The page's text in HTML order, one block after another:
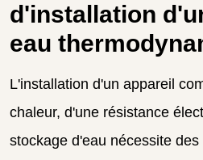
d'installation
eau
L'installation d'un appareil
chaleur, d'une résistance
stockage d'eau nécessite